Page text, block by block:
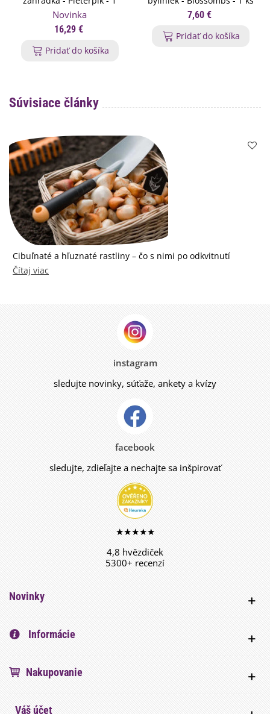
balenie
Novinka
16,29 €
Pridať do košíka
7,60 €
Pridať do košíka
Súvisiace články
Cibuľnaté a hľuznaté rastliny – čo s nimi po odkvitnutí
Čítaj viac
instagram
sledujte novinky, súťaže, ankety a kvízy
facebook
sledujte, zdieľajte a nechajte sa inšpirovať
★★★★★
4,8 hvězdiček
5300+ recenzí
Novinky
Informácie
Nakupovanie
Váš účet